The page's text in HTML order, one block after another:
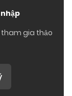
tham gia thảo